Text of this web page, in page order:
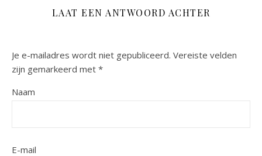
LAAT EEN ANTWOORD ACHTER
Je e-mailadres wordt niet gepubliceerd. Vereiste velden
zijn gemarkeerd met *
Naam
E-mail